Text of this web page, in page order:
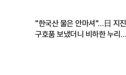
"한국산 물은 안마셔"…日 지진
구호품 보냈더니 비하한 누리